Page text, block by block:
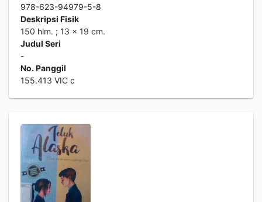
978-623-94979-5-8
Deskripsi Fisik
150 hlm. ; 13 x 19 cm.
Judul Seri
-
No. Panggil
155.413 VIC c